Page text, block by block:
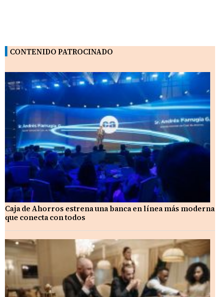
CONTENIDO PATROCINADO
Caja de Ahorros estrena una banca en línea más moderna
que conecta con todos